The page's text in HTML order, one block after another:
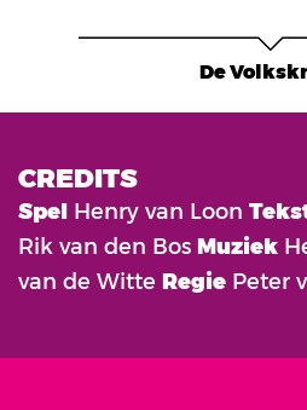
De
CREDITS
Spel Henry van Loon
Rik van den Bos Muziek
van de Witte Regie Peter